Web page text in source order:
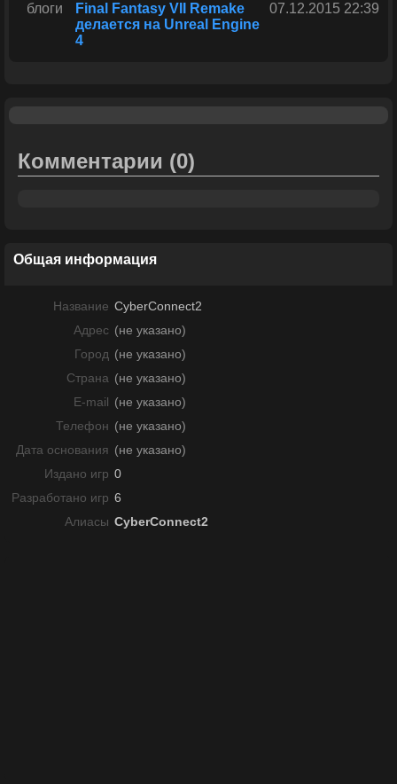
блоги
Final Fantasy VII Remake
делается на Unreal Engine
4
07.12.2015 22:39
Комментарии (0)
Общая информация
Название CyberConnect2
Адрес (не указано)
Город (не указано)
Страна (не указано)
E-mail (не указано)
Телефон (не указано)
Дата основания (не указано)
Издано игр 0
Разработано игр 6
Алиасы CyberConnect2